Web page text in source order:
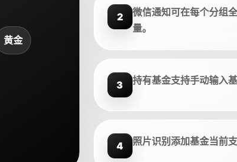
黄金
2
微信通知可在每个分组
量。
3 持有基金支持手动输入
4 照片识别添加基金当前